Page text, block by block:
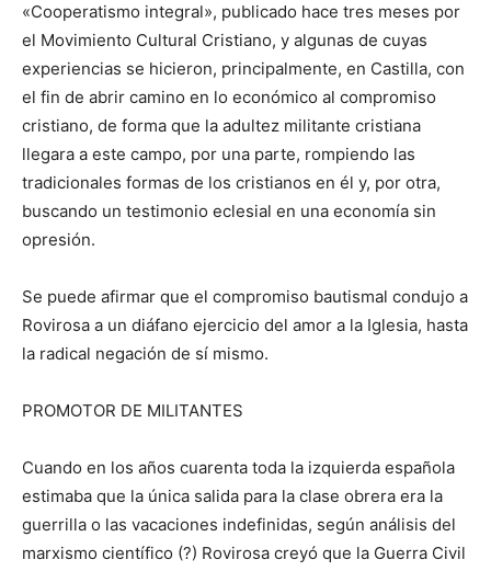
«Cooperatismo integral», publicado hace tres meses por
el Movimiento Cultural Cristiano, y algunas de cuyas
experiencias se hicieron, principalmente, en Castilla, con
el fin de abrir camino en lo económico al compromiso
cristiano, de forma que la adultez militante cristiana
llegara a este campo, por una parte, rompiendo las
tradicionales formas de los cristianos en él y, por otra,
buscando un testimonio eclesial en una economía sin
opresión.
Se puede afirmar que el compromiso bautismal condujo a
Rovirosa a un diáfano ejercicio del amor a la Iglesia, hasta
la radical negación de sí mismo.
PROMOTOR DE MILITANTES
Cuando en los años cuarenta toda la izquierda española
estimaba que la única salida para la clase obrera era la
guerrilla o las vacaciones indefinidas, según análisis del
marxismo científico (?) Rovirosa creyó que la Guerra Civil